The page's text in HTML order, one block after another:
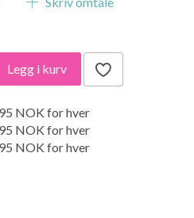
Legg i kurv
NOK for hver
NOK for hver
NOK for hver